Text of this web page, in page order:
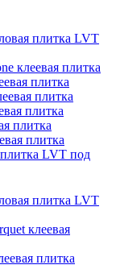
плитка LVT
клеевая плитка
плитка
плитка
плитка
плитка
плитка
LVT под
плитка LVT
клеевая
плитка